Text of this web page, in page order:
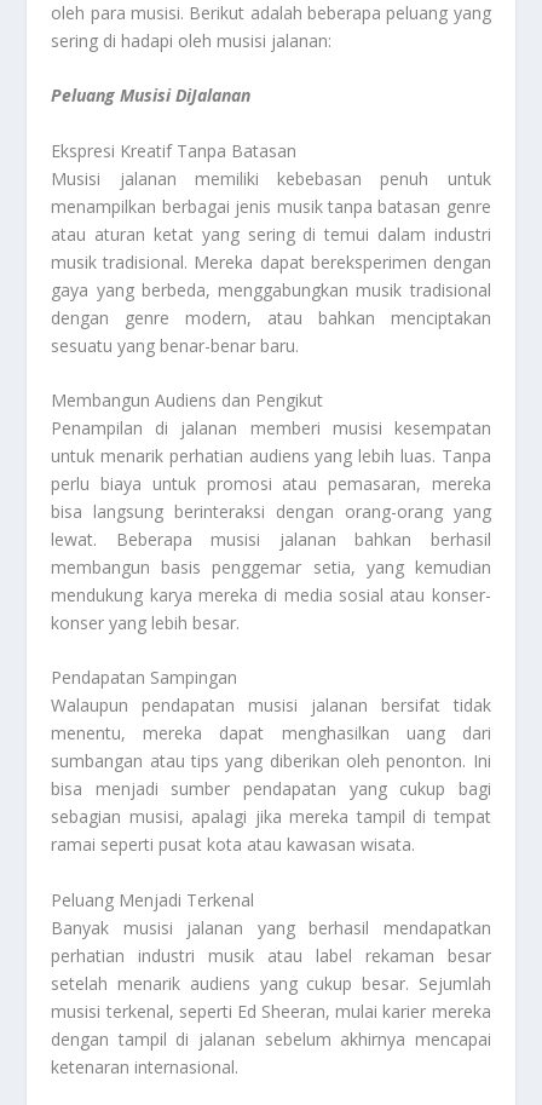
oleh para musisi. Berikut adalah beberapa peluang yang
sering di hadapi oleh musisi jalanan:
Peluang Musisi DiJalanan
Ekspresi Kreatif Tanpa Batasan
Musisi jalanan memiliki kebebasan penuh untuk
menampilkan berbagai jenis musik tanpa batasan genre
atau aturan ketat yang sering di temui dalam industri
musik tradisional. Mereka dapat bereksperimen dengan
gaya yang berbeda, menggabungkan musik tradisional
dengan genre modern, atau bahkan menciptakan
sesuatu yang benar-benar baru.
Membangun Audiens dan Pengikut
Penampilan di jalanan memberi musisi kesempatan
untuk menarik perhatian audiens yang lebih luas. Tanpa
perlu biaya untuk promosi atau pemasaran, mereka
bisa langsung berinteraksi dengan orang-orang yang
lewat. Beberapa musisi jalanan bahkan berhasil
membangun basis penggemar setia, yang kemudian
mendukung karya mereka di media sosial atau konser-
konser yang lebih besar.
Pendapatan Sampingan
Walaupun pendapatan musisi jalanan bersifat tidak
menentu, mereka dapat menghasilkan uang dari
sumbangan atau tips yang diberikan oleh penonton. Ini
bisa menjadi sumber pendapatan yang cukup bagi
sebagian musisi, apalagi jika mereka tampil di tempat
ramai seperti pusat kota atau kawasan wisata.
Peluang Menjadi Terkenal
Banyak musisi jalanan yang berhasil mendapatkan
perhatian industri musik atau label rekaman besar
setelah menarik audiens yang cukup besar. Sejumlah
musisi terkenal, seperti Ed Sheeran, mulai karier mereka
dengan tampil di jalanan sebelum akhirnya mencapai
ketenaran internasional.